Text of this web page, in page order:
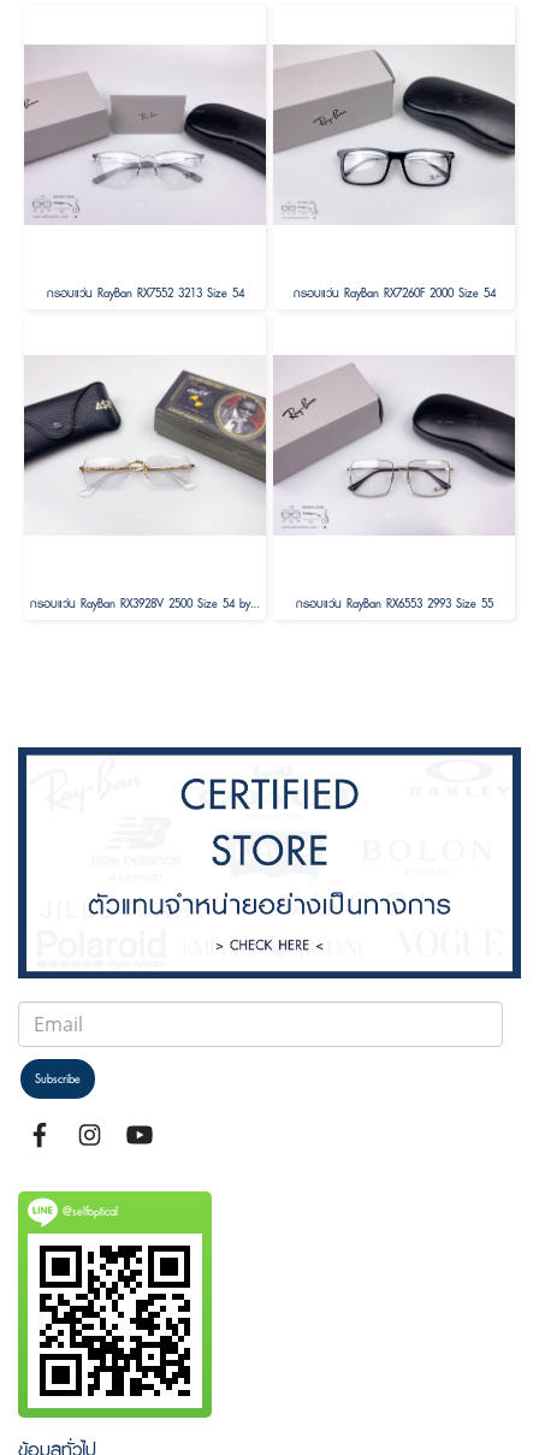
กรอบแว่น RayBan RX7552 3213 Size 54 กรอบแว่น RayBan RX7260F 2000 Size 54
กรอบแว่น RayBan RX3928V 2500 Size 54 by A$AP ASAP Rocky กรอบแว่น RayBan RX6553 2993 Size 55
Subscribe
@selfoptical